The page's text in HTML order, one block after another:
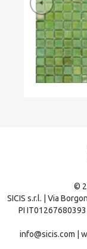
©
SICIS s.r.l. | Via
PI IT01267680393
info@sicis.com